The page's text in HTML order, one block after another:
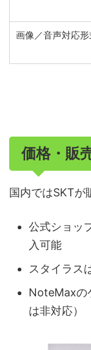
画像／音声対応
価格・販
国内ではSKTが
公式ショッ
入可能
スタイラス
NoteMaxの
は非対応）